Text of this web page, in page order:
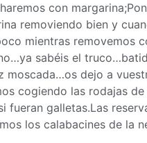
con
removiendo bien y
mientras removemos
sabéis el
dejo a
cogiendo las rodajas
galletas.Las
los calabacines de la